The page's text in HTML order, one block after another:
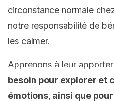
circonstance normale
notre responsabilité de
les calmer.
Apprenons à leur apporter
besoin pour explorer et
émotions, ainsi que